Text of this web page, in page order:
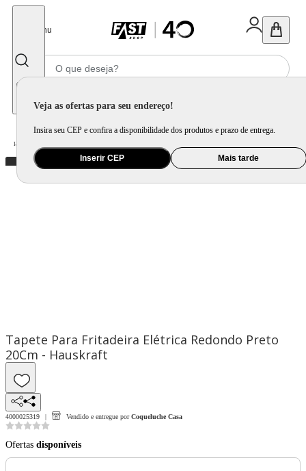
Menu
Veja as ofertas para seu endereço!
Insira seu CEP e confira a disponibilidade dos produtos e prazo de entrega.
Inserir CEP Mais tarde
Home
Tapete Para Fritadeira Elétrica Redondo Preto
20Cm - Hauskraft
4000025319 Vendido e entregue por Coqueluche Casa
Ofertas disponíveis